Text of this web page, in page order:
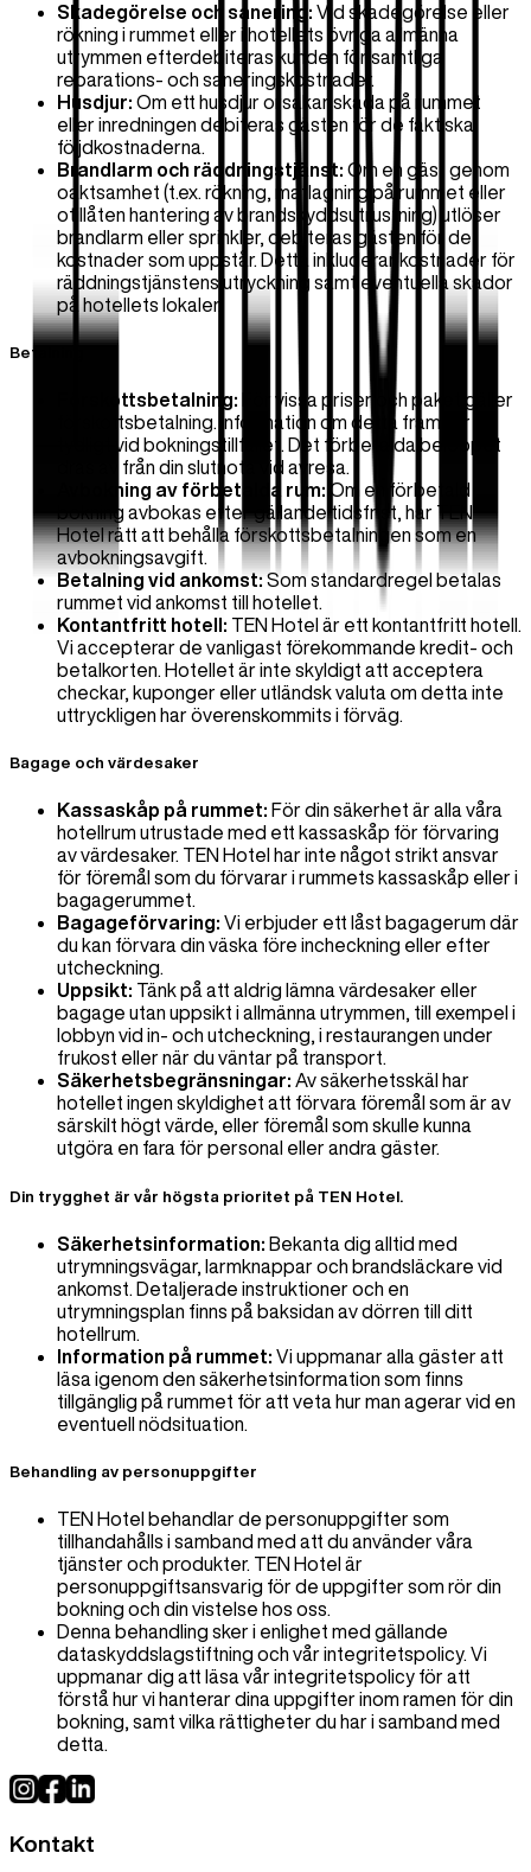
Skadegörelse och sanering: Vid skadegörelse eller
rökning i rummet eller i hotellets övriga allmänna
utrymmen efterdebiteras kunden för samtliga
reparations- och saneringskostnader.
Husdjur: Om ett husdjur orsakar skada på rummet
eller inredningen debiteras gästen för de faktiska
följdkostnaderna.
Brandlarm och räddningstjänst: Om en gäst genom
oaktsamhet (t.ex. rökning, matlagning på rummet eller
otillåten hantering av brandskyddsutrustning) utlöser
brandlarm eller sprinkler, debiteras gästen för de
kostnader som uppstår. Detta inkluderar kostnader för
räddningstjänstens utryckning samt eventuella skador
på hotellets lokaler.
Betalning
Förskottsbetalning: För vissa priser och paket gäller
förskottsbetalning. Information om detta framgår
tydligt vid bokningstillfället. Det förbetalda beloppet
dras av från din slutnota vid avresa.
Avbokning av förbetalda rum: Om en förbetald
bokning avbokas efter gällande tidsfrist, har TEN
Hotel rätt att behålla förskottsbetalningen som en
avbokningsavgift.
Betalning vid ankomst: Som standardregel betalas
rummet vid ankomst till hotellet.
Kontantfritt hotell: TEN Hotel är ett kontantfritt hotell.
Vi accepterar de vanligast förekommande kredit- och
betalkorten. Hotellet är inte skyldigt att acceptera
checkar, kuponger eller utländsk valuta om detta inte
uttryckligen har överenskommits i förväg.
Bagage och värdesaker
Kassaskåp på rummet: För din säkerhet är alla våra
hotellrum utrustade med ett kassaskåp för förvaring
av värdesaker. TEN Hotel har inte något strikt ansvar
för föremål som du förvarar i rummets kassaskåp eller i
bagagerummet.
Bagageförvaring: Vi erbjuder ett låst bagagerum där
du kan förvara din väska före incheckning eller efter
utcheckning.
Uppsikt: Tänk på att aldrig lämna värdesaker eller
bagage utan uppsikt i allmänna utrymmen, till exempel i
lobbyn vid in- och utcheckning, i restaurangen under
frukost eller när du väntar på transport.
Säkerhetsbegränsningar: Av säkerhetsskäl har
hotellet ingen skyldighet att förvara föremål som är av
särskilt högt värde, eller föremål som skulle kunna
utgöra en fara för personal eller andra gäster.
Din trygghet är vår högsta prioritet på TEN Hotel.
Säkerhetsinformation: Bekanta dig alltid med
utrymningsvägar, larmknappar och brandsläckare vid
ankomst. Detaljerade instruktioner och en
utrymningsplan finns på baksidan av dörren till ditt
hotellrum.
Information på rummet: Vi uppmanar alla gäster att
läsa igenom den säkerhetsinformation som finns
tillgänglig på rummet för att veta hur man agerar vid en
eventuell nödsituation.
Behandling av personuppgifter
TEN Hotel behandlar de personuppgifter som
tillhandahålls i samband med att du använder våra
tjänster och produkter. TEN Hotel är
personuppgiftsansvarig för de uppgifter som rör din
bokning och din vistelse hos oss.
Denna behandling sker i enlighet med gällande
dataskyddslagstiftning och vår integritetspolicy. Vi
uppmanar dig att läsa vår integritetspolicy för att
förstå hur vi hanterar dina uppgifter inom ramen för din
bokning, samt vilka rättigheter du har i samband med
detta.
Kontakt